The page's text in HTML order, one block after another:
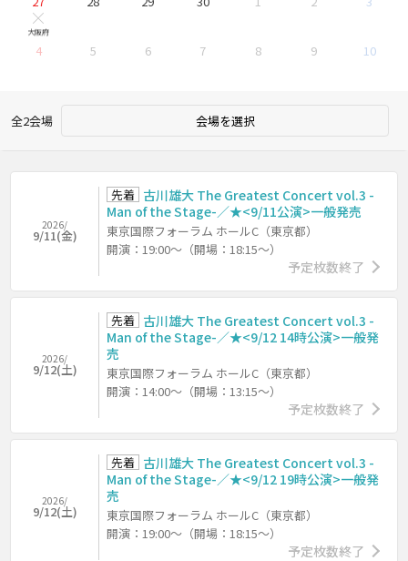
大阪府
4 5 6 7 8 9 10
全2会場 会場を選択
2026/
9/11(金)
先着 古川雄大 The Greatest Concert vol.3 -
Man of the Stage-／★<9/11公演>一般発売
東京国際フォーラム ホールC（東京都）
開演：19:00～（開場：18:15～）
予定枚数終了
2026/
9/12(土)
先着 古川雄大 The Greatest Concert vol.3 -
Man of the Stage-／★<9/12 14時公演>一般発
売
東京国際フォーラム ホールC（東京都）
開演：14:00～（開場：13:15～）
予定枚数終了
2026/
9/12(土)
先着 古川雄大 The Greatest Concert vol.3 -
Man of the Stage-／★<9/12 19時公演>一般発
売
東京国際フォーラム ホールC（東京都）
開演：19:00～（開場：18:15～）
予定枚数終了